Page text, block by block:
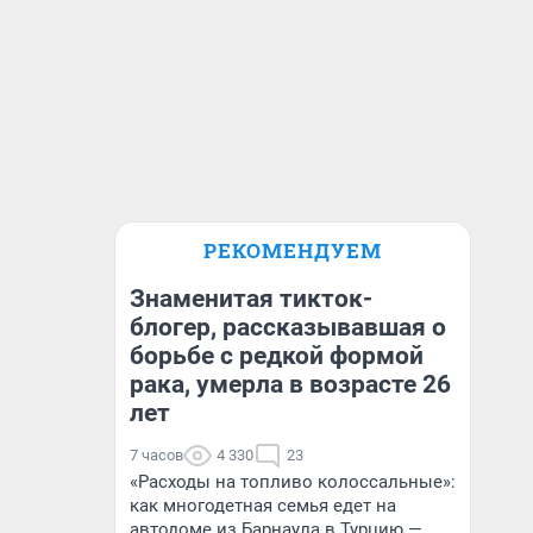
РЕКОМЕНДУЕМ
Знаменитая тикток-
блогер, рассказывавшая о
борьбе с редкой формой
рака, умерла в возрасте 26
лет
7 часов 4 330 23
«Расходы на топливо колоссальные»:
как многодетная семья едет на